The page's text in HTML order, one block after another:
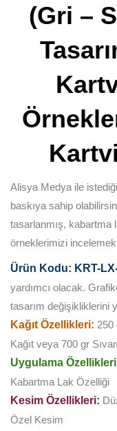
(Gri –
Alisya Medya ile
baskıya sahip
tasarlanmış, kabartma
örneklerimizi
Ürün Kodu: KRT-
yardımcı olacak.
tasarım değişikliklerini
Kağıt Özellikleri: 250
Kağıt veya 700 gr
Uygulama
Kabartma Lak Özelliği
Kesim Özellikleri:
Özel Kesim